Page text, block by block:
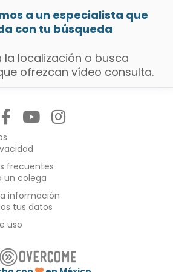
a un especialista que
con tu búsqueda
localización o busca
ofrezcan vídeo consulta.
frecuentes
un colega
información
tus datos
uso